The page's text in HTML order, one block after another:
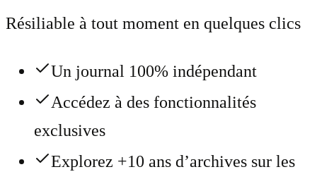
Résiliable à tout moment en quelques clics
Un journal 100% indépendant
Accédez à des fonctionnalités
exclusives
Explorez +10 ans d’archives sur les